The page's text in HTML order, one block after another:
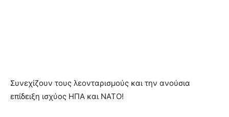
Συνεχίζουν τους λεονταρισμούς και την ανούσια
επίδειξη ισχύος ΗΠΑ και ΝΑΤΟ!